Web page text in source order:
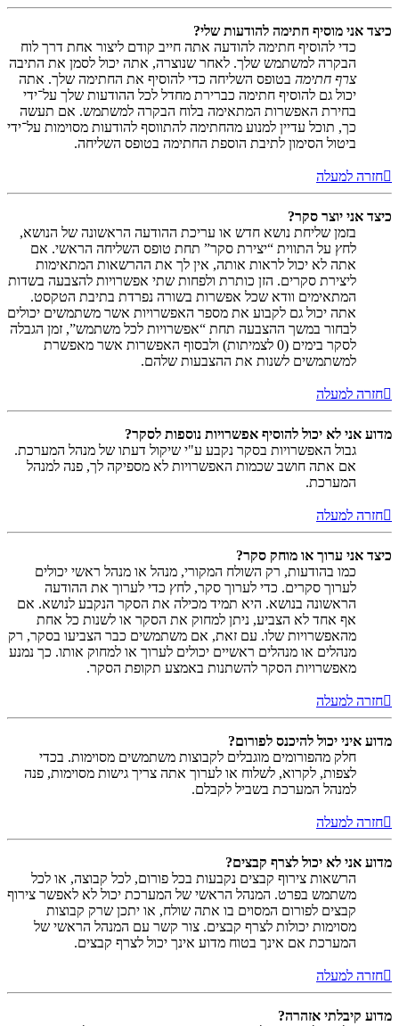
כיצד אני מוסיף חתימה להודעות שלי?
כדי להוסיף חתימה להודעה אתה חייב קודם ליצור אחת דרך לוח
הבקרה למשתמש שלך. לאחר שנוצרה, אתה יכול לסמן את התיבה
צרף חתימה בטופס השליחה כדי להוסיף את החתימה שלך. אתה
יכול גם להוסיף חתימה כברירת מחדל לכל ההודעות שלך על־ידי
בחירת האפשרות המתאימה בלוח הבקרה למשתמש. אם תעשה
כך, תוכל עדיין למנוע מהחתימה להתווסף להודעות מסוימות על־ידי
ביטול הסימון לתיבת הוספת החתימה בטופס השליחה.
חזרה למעלה
כיצד אני יוצר סקר?
בזמן שליחת נושא חדש או עריכת ההודעה הראשונה של הנושא,
לחץ על התווית “יצירת סקר” תחת טופס השליחה הראשי. אם
אתה לא יכול לראות אותה, אין לך את ההרשאות המתאימות
ליצירת סקרים. הזן כותרת ולפחות שתי אפשרויות להצבעה בשדות
המתאימים וודא שכל אפשרות בשורה נפרדת בתיבת הטקסט.
אתה יכול גם לקבוע את מספר האפשרויות אשר משתמשים יכולים
לבחור במשך ההצבעה תחת “אפשרויות לכל משתמש”, זמן הגבלה
לסקר בימים (0 לצמיתות) ולבסוף האפשרות אשר מאפשרת
למשתמשים לשנות את ההצבעות שלהם.
חזרה למעלה
מדוע אני לא יכול להוסיף אפשרויות נוספות לסקר?
גבול האפשרויות בסקר נקבע ע"י שיקול דעתו של מנהל המערכת.
אם אתה חושב שכמות האפשרויות לא מספיקה לך, פנה למנהל
המערכת.
חזרה למעלה
כיצד אני ערוך או מוחק סקר?
כמו בהודעות, רק השולח המקורי, מנהל או מנהל ראשי יכולים
לערוך סקרים. כדי לערוך סקר, לחץ כדי לערוך את ההודעה
הראשונה בנושא. היא תמיד מכילה את הסקר הנקבע לנושא. אם
אף אחד לא הצביע, ניתן למחוק את הסקר או לשנות כל אחת
מהאפשרויות שלו. עם זאת, אם משתמשים כבר הצביעו בסקר, רק
מנהלים או מנהלים ראשיים יכולים לערוך או למחוק אותו. כך נמנע
מאפשרויות הסקר להשתנות באמצע תקופת הסקר.
חזרה למעלה
מדוע איני יכול להיכנס לפורום?
חלק מהפורומים מוגבלים לקבוצות משתמשים מסוימות. בכדי
לצפות, לקרוא, לשלוח או לערוך אתה צריך גישות מסוימות, פנה
למנהל המערכת בשביל לקבלם.
חזרה למעלה
מדוע אני לא יכול לצרף קבצים?
הרשאות צירוף קבצים נקבעות בכל פורום, לכל קבוצה, או לכל
משתמש בפרט. המנהל הראשי של המערכת יכול לא לאפשר צירוף
קבצים לפורום המסוים בו אתה שולח, או יתכן שרק קבוצות
מסוימות יכולות לצרף קבצים. צור קשר עם המנהל הראשי של
המערכת אם אינך בטוח מדוע אינך יכול לצרף קבצים.
חזרה למעלה
מדוע קיבלתי אזהרה?